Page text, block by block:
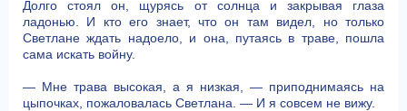
Долго стоял он, щурясь от солнца и закрывая глаза
ладонью. И кто его знает, что он там видел, но только
Светлане ждать надоело, и она, путаясь в траве, пошла
сама искать войну.
— Мне трава высокая, а я низкая, — приподнимаясь на
цыпочках, пожаловалась Светлана. — И я совсем не вижу.